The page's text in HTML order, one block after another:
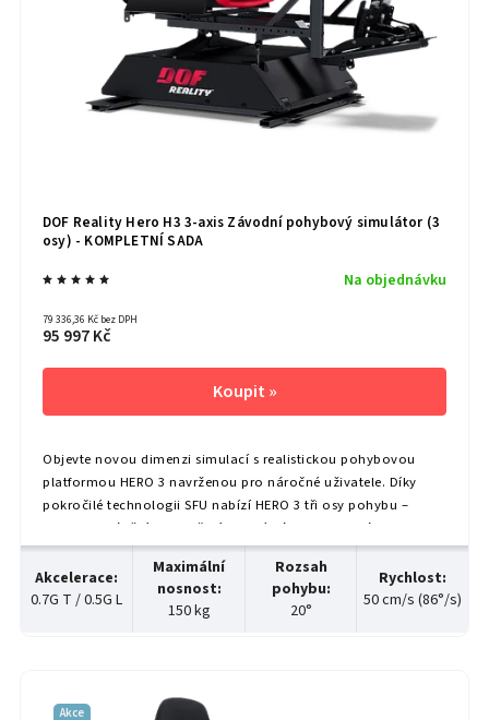
DOF Reality Hero H3 3-axis Závodní pohybový simulátor (3
osy) - KOMPLETNÍ SADA
Na objednávku
79 336,36 Kč bez DPH
95 997 Kč
Objevte novou dimenzi simulací s realistickou pohybovou
platformou HERO 3 navrženou pro náročné uživatele. Díky
pokročilé technologii SFU nabízí HERO 3 tři osy pohybu –
sklon, naklánění a vybočení – které vás doslova vtáhnou
každé akce. Díky tomu zažijete...
Akcelerace:
0.7G T / 0.5G L
Maximální
nosnost:
150 kg
Rozsah
pohybu:
20°
Rychlost:
50 cm/s (86°/s)
Akce